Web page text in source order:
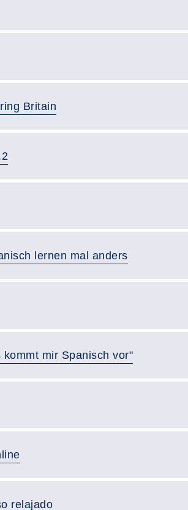
Britain
lernen mal anders
kommt mir Spanisch vor"
relajado